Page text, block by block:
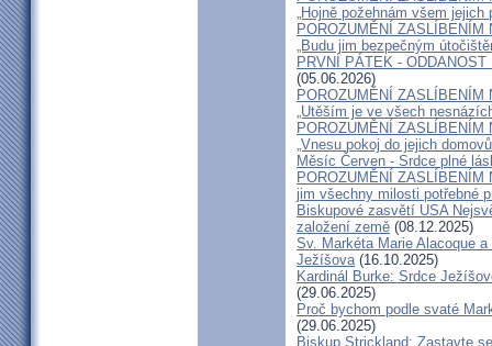
„Hojně požehnám všem jejich
POROZUMĚNÍ
„Budu jim bezpečným
PRVNÍ PÁTEK -
(05.06.2026)
POROZUMĚNÍ
„Utěším je ve všech
POROZUMĚNÍ
„Vnesu pokoj do jejich
Měsíc Červen - Srdce plné
POROZUMĚNÍ ZASLÍBENÍM
jim všechny milosti potřebné
Biskupové zasvětí USA
založení země (08.12.2025)
Sv. Markéta Marie Alacoque
Ježíšova(16.10.2025)
Kardinál Burke: Srdce
(29.06.2025)
Proč bychom podle svaté
(29.06.2025)
Biskup Strickland: Zastavte